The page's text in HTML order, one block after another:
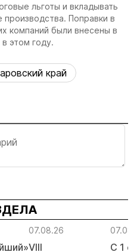
льготы и вкладывать
Поправки в
компаний были внесены в
этом году.
край
07.08.26
VIII
С 1